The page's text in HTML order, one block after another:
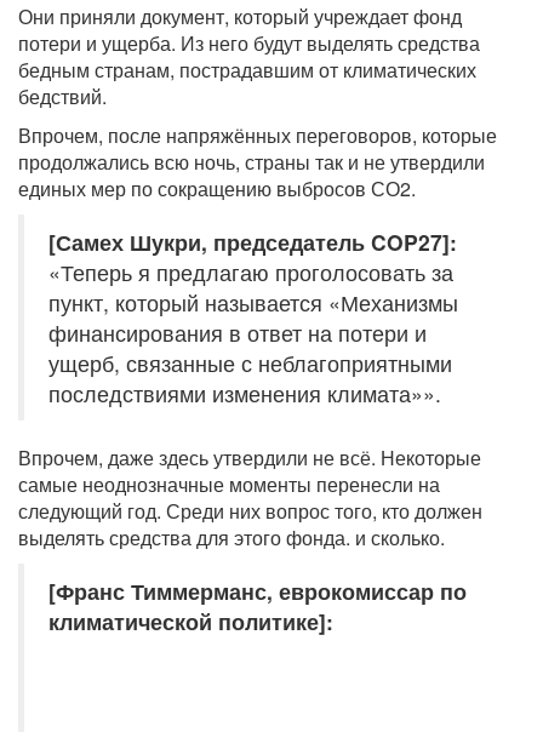
Они приняли документ, который учреждает фонд
потери и ущерба. Из него будут выделять средства
бедным странам, пострадавшим от климатических
бедствий.
Впрочем, после напряжённых переговоров, которые
продолжались всю ночь, страны так и не утвердили
единых мер по сокращению выбросов СО2.
[Самех Шукри, председатель COP27]:
«Теперь я предлагаю проголосовать за
пункт, который называется «Механизмы
финансирования в ответ на потери и
ущерб, связанные с неблагоприятными
последствиями изменения климата»».
Впрочем, даже здесь утвердили не всё. Некоторые
самые неоднозначные моменты перенесли на
следующий год. Среди них вопрос того, кто должен
выделять средства для этого фонда. и сколько.
[Франс Тиммерманс, еврокомиссар по
климатической политике]: